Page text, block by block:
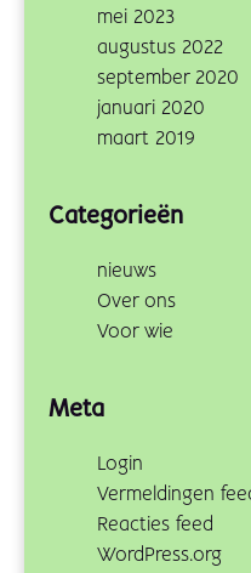
mei 2023
augustus 2022
september 2020
januari 2020
maart 2019
Categorieën
nieuws
Over ons
Voor wie
Meta
Login
Vermeldingen
Reacties feed
WordPress.org